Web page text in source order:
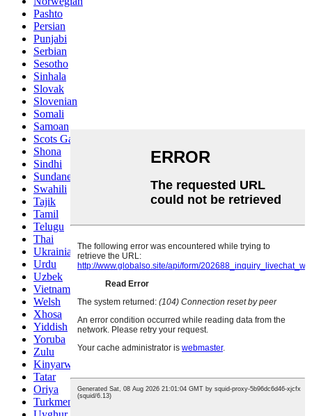
Pashto
Persian
Punjabi
Serbian
Sesotho
Sinhala
Slovak
Slovenian
Somali
Samoan
Scots Gaelic
Shona
Sindhi
Sundanese
Swahili
Tajik
Tamil
Telugu
Thai
Ukrainian
Urdu
Uzbek
Vietnamese
Welsh
Xhosa
Yiddish
Yoruba
Zulu
Kinyarwanda
Tatar
Oriya
Turkmen